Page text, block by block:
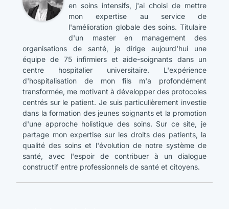
en soins intensifs, j'ai choisi de mettre
mon expertise au service de
l'amélioration globale des soins. Titulaire
d'un master en management des
organisations de santé, je dirige aujourd'hui une
équipe de 75 infirmiers et aide-soignants dans un
centre hospitalier universitaire. L'expérience
d'hospitalisation de mon fils m'a profondément
transformée, me motivant à développer des protocoles
centrés sur le patient. Je suis particulièrement investie
dans la formation des jeunes soignants et la promotion
d'une approche holistique des soins. Sur ce site, je
partage mon expertise sur les droits des patients, la
qualité des soins et l'évolution de notre système de
santé, avec l'espoir de contribuer à un dialogue
constructif entre professionnels de santé et citoyens.